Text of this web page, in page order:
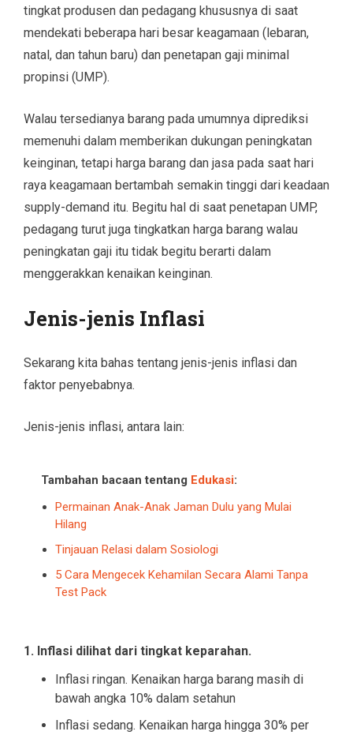
tingkat produsen dan pedagang khususnya di saat
mendekati beberapa hari besar keagamaan (lebaran,
natal, dan tahun baru) dan penetapan gaji minimal
propinsi (UMP).
Walau tersedianya barang pada umumnya diprediksi
memenuhi dalam memberikan dukungan peningkatan
keinginan, tetapi harga barang dan jasa pada saat hari
raya keagamaan bertambah semakin tinggi dari keadaan
supply-demand itu. Begitu hal di saat penetapan UMP,
pedagang turut juga tingkatkan harga barang walau
peningkatan gaji itu tidak begitu berarti dalam
menggerakkan kenaikan keinginan.
Jenis-jenis Inflasi
Sekarang kita bahas tentang jenis-jenis inflasi dan
faktor penyebabnya.
Jenis-jenis inflasi, antara lain:
Tambahan bacaan tentang Edukasi:
Permainan Anak-Anak Jaman Dulu yang Mulai
Hilang
Tinjauan Relasi dalam Sosiologi
5 Cara Mengecek Kehamilan Secara Alami Tanpa
Test Pack
1. Inflasi dilihat dari tingkat keparahan.
Inflasi ringan. Kenaikan harga barang masih di
bawah angka 10% dalam setahun
Inflasi sedang. Kenaikan harga hingga 30% per